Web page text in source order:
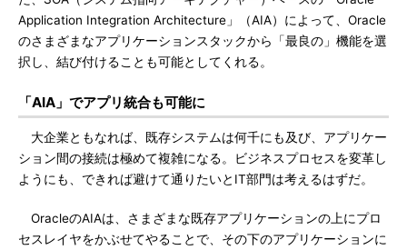
Application Integration Architecture」（AIA）によって、Oracle
のさまざまなアプリケーションスタックから「最良の」機能を選
択し、結び付けることも可能としてくれる。
「AIA」でアプリ統合も可能に
大企業ともなれば、既存システムは何千にも及び、アプリケー
ション間の接続は極めて複雑になる。ビジネスプロセスを変革し
ようにも、できれば避けて通りたいとIT部門は考えるはずだ。
OracleのAIAは、さまざまな既存アプリケーションの上にプロ
セスレイヤをかぶせてやることで、その下のアプリケーションに